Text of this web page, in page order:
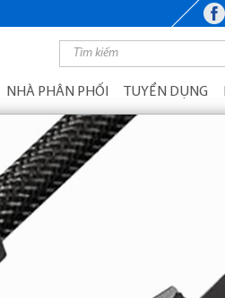
NHÀ PHÂN PHỐI TUYỂN DỤNG